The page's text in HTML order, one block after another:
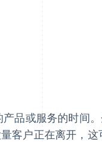
品或服务的时间
客户正在离开，这